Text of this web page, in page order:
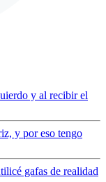
y al recibir el
y por eso tengo
gafas de realidad